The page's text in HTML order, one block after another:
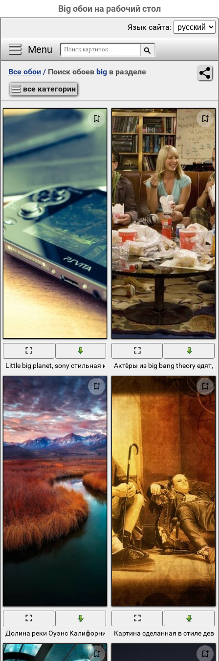
Big обои на рабочий стол
Menu
Язык сайта:
Все обои / Поиск обоев big в разделе
все категории
Little big planet, sony стильная консольАктёры из big bang theory едят,
Долина реки Оуэнс Калифорния Картина сделанная в стиле